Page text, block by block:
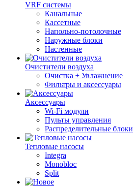
VRF системы
Канальные
Кассетные
Напольно-потолочные
Наружные блоки
Настенные
Очистители воздуха
Очистка + Увлажнение
Фильтры и аксессуары
Аксессуары
Wi-Fi модули
Пульты управления
Распределительные блоки
Тепловые насосы
Integra
Monobloc
Split